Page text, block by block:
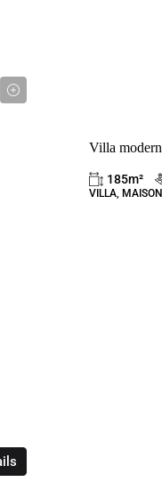
Villa
185m²
VILLA, MAISON